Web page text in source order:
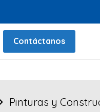
Contáctanos
Pinturas y